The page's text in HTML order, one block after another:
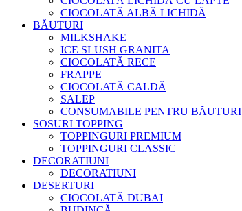
CIOCOLATĂ ALBĂ LICHIDĂ
BĂUTURI
MILKSHAKE
ICE SLUSH GRANITA
CIOCOLATĂ RECE
FRAPPE
CIOCOLATĂ CALDĂ
SALEP
CONSUMABILE PENTRU BĂUTURI
SOSURI TOPPING
TOPPINGURI PREMIUM
TOPPINGURI CLASSIC
DECORATIUNI
DECORATIUNI
DESERTURI
CIOCOLATĂ DUBAI